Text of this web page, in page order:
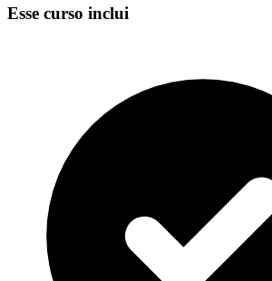
Esse curso inclui